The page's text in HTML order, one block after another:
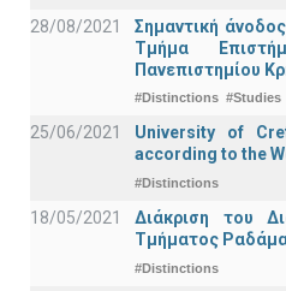
28/08/2021
Σημαντική
Τμήμα
Πανεπιστημίου
#Distinctions #Studies
25/06/2021
University of
according to the
#Distinctions
18/05/2021
Διάκριση του
Τμήματος
#Distinctions